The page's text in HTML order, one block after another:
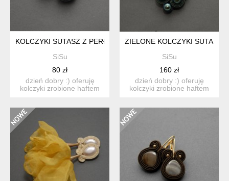
KOLCZYKI SUTASZ Z PERŁAMI
SiSu
80 zł
dzień dobry :) oferuję
kolczyki zrobione haftem
ZIELONE KOLCZYKI SUTASZ
SiSu
160 zł
dzień dobry :) oferuję
kolczyki zrobione haftem